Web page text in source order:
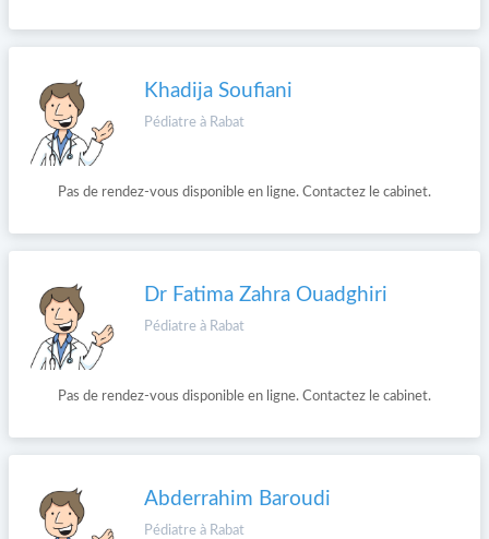
Khadija Soufiani
Pédiatre à Rabat
Pas de rendez-vous disponible en ligne. Contactez le cabinet.
Dr Fatima Zahra Ouadghiri
Pédiatre à Rabat
Pas de rendez-vous disponible en ligne. Contactez le cabinet.
Abderrahim Baroudi
Pédiatre à Rabat